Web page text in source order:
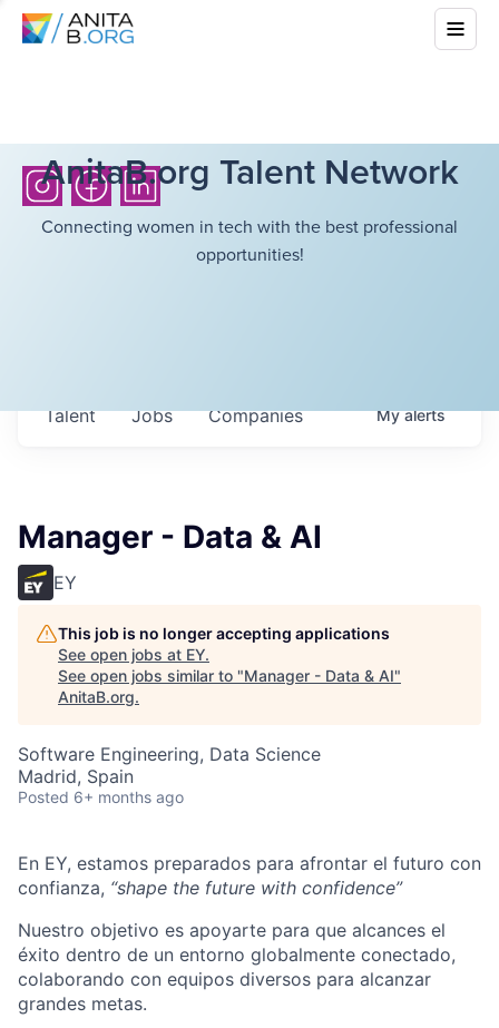
AnitaB.org Talent Network
Connecting women in tech with the best professional
opportunities!
Jobs Companies
Talent Myalerts
Manager - Data & AI
EY
This job is no longer accepting applications
See open jobs at EY.
See open jobs similar to "Manager - Data & AI"
AnitaB.org.
Software Engineering, Data Science
Madrid, Spain
Posted 6+ months ago
En EY, estamos preparados para afrontar el futuro con
confianza, “shape the future with confidence”
Nuestro objetivo es apoyarte para que alcances el
éxito dentro de un entorno globalmente conectado,
colaborando con equipos diversos para alcanzar
grandes metas.